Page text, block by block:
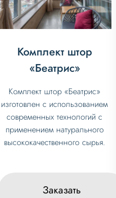
Комплект штор
«Беатрис»
Комплект штор «Беатрис»
изготовлен с использованием
современных технологий с
применением натурального
высококачественного сырья.
Заказать